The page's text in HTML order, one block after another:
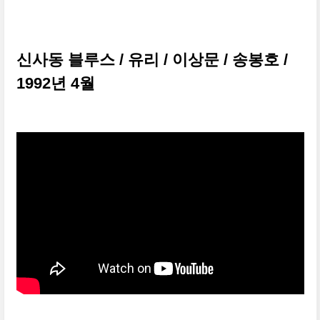
신사동 블루스 / 유리 / 이상문 / 송봉호 /
1992년 4월